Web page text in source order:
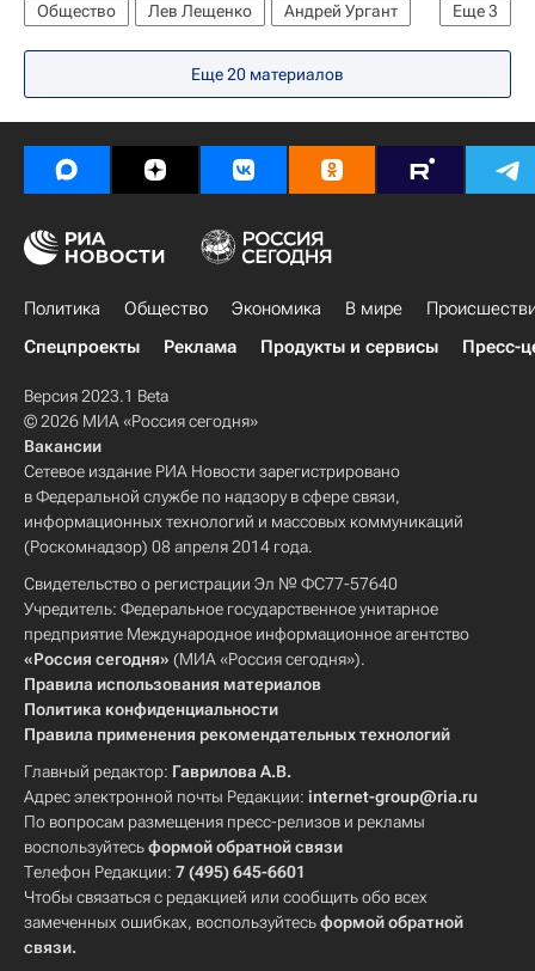
Еще3
Общество Лев Лещенко
Андрей Ургант
Регина Дубовицкая
Россия
Шоубиз
Еще 20 материалов
Политика Общество Экономика В мире
Спецпроекты
Реклама Продукты и сервисы Пресс-
Версия 2023.1 Beta
© 2026 МИА «Россия сегодня»
Вакансии
Сетевое издание РИА Новости зарегистрировано
в Федеральной службе по надзору в сфере связи,
информационных технологий и массовых коммуникаций
(Роскомнадзор) 08 апреля 2014 года.
Свидетельство о регистрации Эл № ФС77-57640
Учредитель: Федеральное государственное унитарное
предприятие Международное информационное агентство
«Россия сегодня» (МИА «Россия сегодня»).
Правила использования материалов
Политика конфиденциальности
Правила применения рекомендательных технологий
Главный редактор: Гаврилова А.В.
Адрес электронной почты Редакции: internet-group@ria.ru
По вопросам размещения пресс-релизов и рекламы
воспользуйтесьформой обратной связи
Телефон Редакции: 7 (495) 645-6601
Чтобы связаться с редакцией или сообщить обо всех
замеченных ошибках, воспользуйтесьформой обратной
связи.